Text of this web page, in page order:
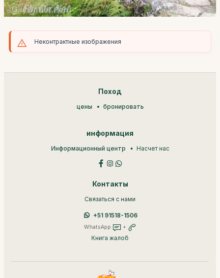
Неконтрактные изображения
Поход
цены бронировать
информация
Информационный центр Насчет нас
Контакты
Связаться с нами
+51 91518-1506
WhatsApp +
Книга жалоб